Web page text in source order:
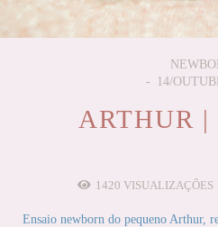
14/
ARTHUR
1420 VISUALIZAÇÕES
Ensaio newborn do pequeno Arthur,